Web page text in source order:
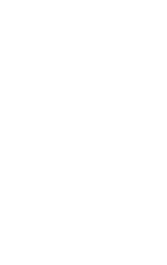
させていただ
了承ください。
き作成されるも
ようお願いしま
です。
ありません。
ず変更すること
1000ppm以下、
下、フタル酸ジブチ
ない年数を意
貨物等」とい
可)を取得する
要な手段を講じ
ムロン制御